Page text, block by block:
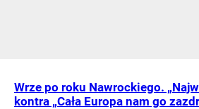
Wrze po roku Nawrockiego.
kontra „Cała Europa nam go